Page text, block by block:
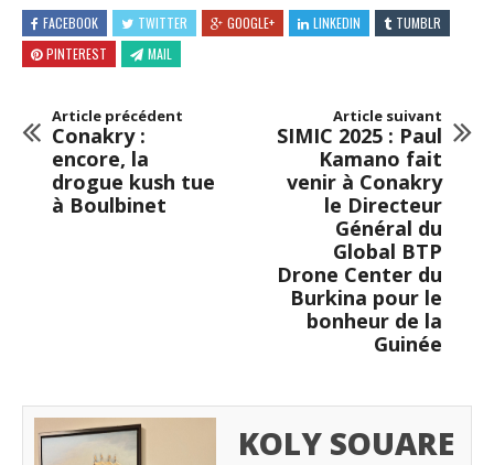
FACEBOOK TWITTER GOOGLE+ LINKEDIN
TUMBLR
PINTEREST
MAIL
Article précédent
Conakry :
encore, la
drogue kush tue
à Boulbinet
Article suivant
SIMIC 2025 : Paul
Kamano fait
venir à Conakry
le Directeur
Général du
Global BTP
Drone Center du
Burkina pour le
bonheur de la
Guinée
KOLY SOUARE